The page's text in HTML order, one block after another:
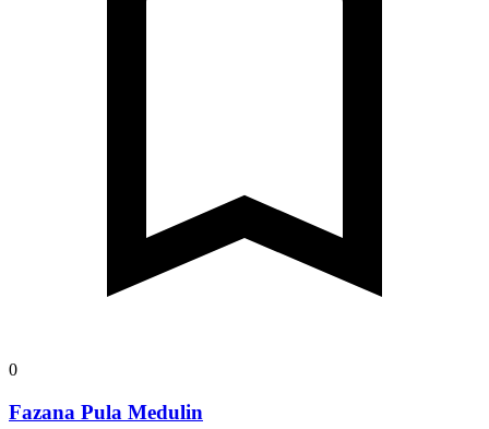
0
Fazana Pula Medulin